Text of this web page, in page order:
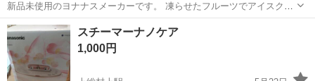
新品未使用のヨナナスメーカーです。 凍らせたフルーツでアイスクリ
ームのようなスイーツを作ることができます。 使用しないため出品し
ました。 外箱に保管時にできたスレ等があります。 新品未使用品です
が自宅保管品につき、ご理解い...
千葉 千葉市 キッチン家電 ヨナナス
スチーマーナノケア
1,000円